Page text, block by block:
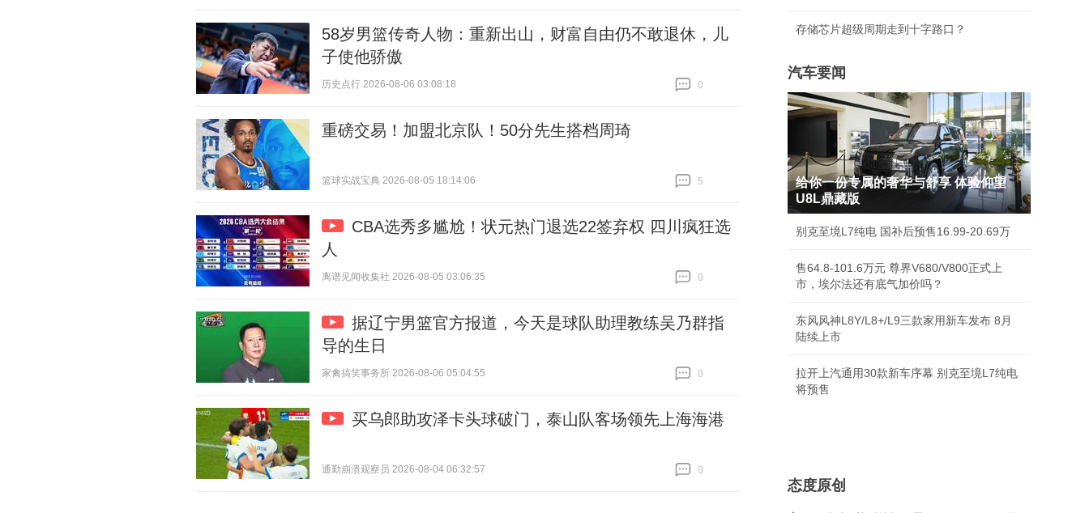
58岁男篮传奇人物：重新出山，财富自由仍不敢退休，儿
子使他骄傲
历史点行 2026-08-06 03:08:18
0
重磅交易！加盟北京队！50分先生搭档周琦
篮球实战宝典 2026-08-05 18:14:06
5
CBA选秀多尴尬！状元热门退选22签弃权 四川疯狂选
人
离谱见闻收集社 2026-08-05 03:06:35
0
据辽宁男篮官方报道，今天是球队助理教练吴乃群指
导的生日
家禽搞笑事务所 2026-08-06 05:04:55
0
买乌郎助攻泽卡头球破门，泰山队客场领先上海海港
通勤崩溃观察员 2026-08-04 06:32:57
0
存储芯片超级周期走到十字路口？
汽车要闻
给你一份专属的奢华与舒享 体验仰望
U8L鼎藏版
别克至境L7纯电 国补后预售16.99-20.69万
售64.8-101.6万元 尊界V680/V800正式上
市，埃尔法还有底气加价吗？
东风风神L8Y/L8+/L9三款家用新车发布 8月
陆续上市
拉开上汽通用30款新车序幕 别克至境L7纯电
将预售
态度原创